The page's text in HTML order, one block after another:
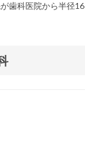
歯科医院から半径